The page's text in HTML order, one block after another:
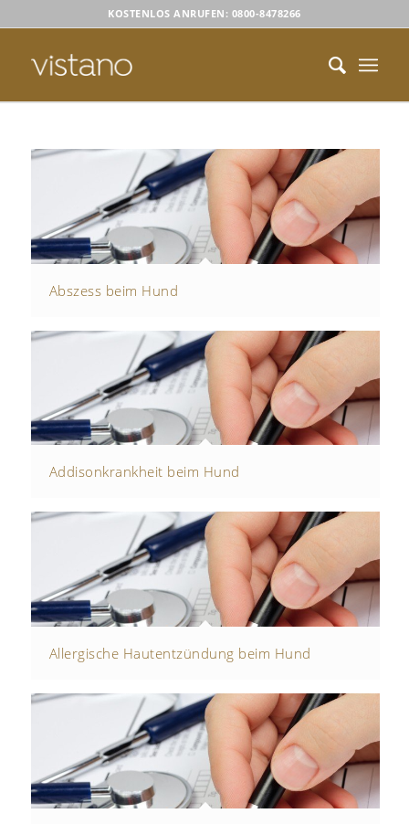
KOSTENLOS ANRUFEN: 0800-8478266
Abszess beim Hund
Addisonkrankheit beim Hund
Allergische Hautentzündung beim Hund